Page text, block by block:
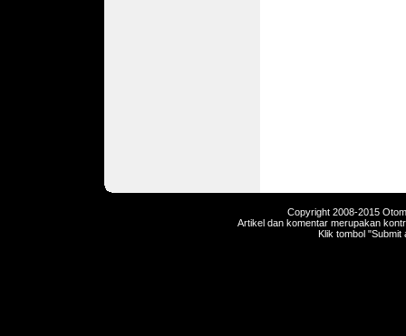
Copyright 2008-2015
Artikel dan komentar merupakan
Klik tombol